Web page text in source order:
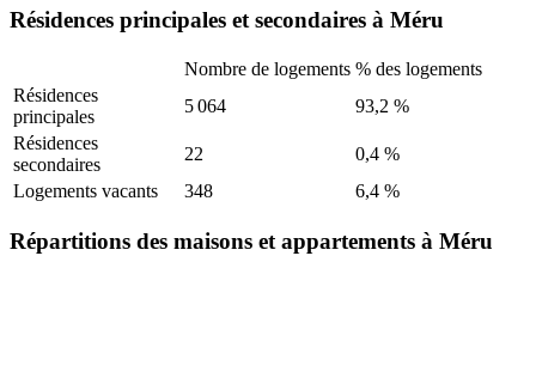
Résidences principales et secondaires à Méru
Nombre de logements % des logements
Résidences
principales
5 064
93,2 %
Résidences
secondaires
22
0,4 %
Logements vacants
348 6,4 %
Répartitions des maisons et appartements à Méru